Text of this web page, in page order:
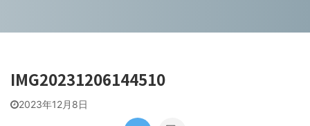
IMG20231206144510
2023年12月8日